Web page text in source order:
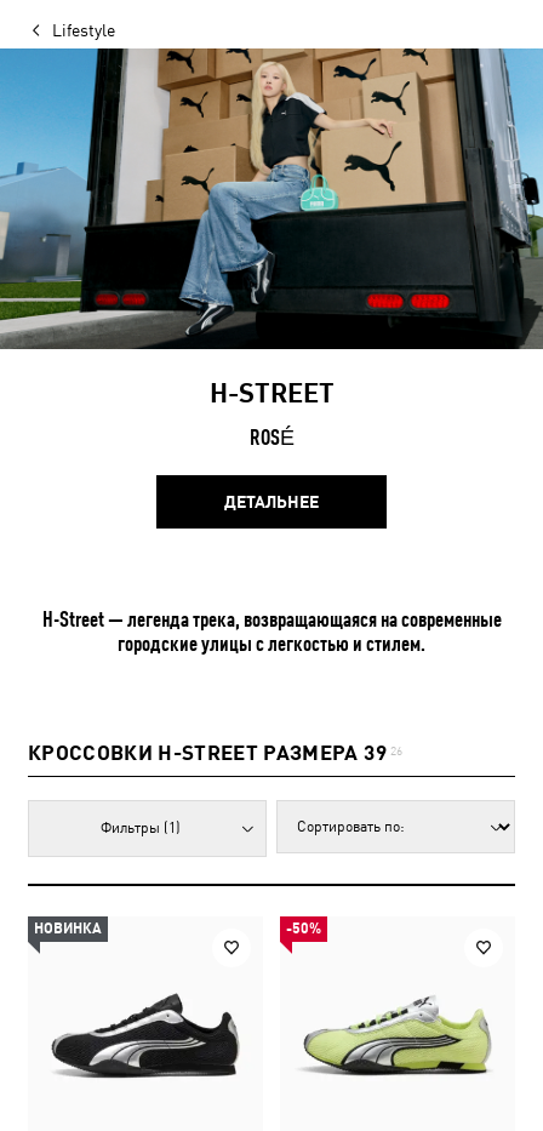
Lifestyle
H-STREET
ROSÉ
ДЕТАЛЬНЕЕ
H-Street — легенда трека, возвращающаяся на современные
городские улицы с легкостью и стилем.
КРОССОВКИ H-STREET РАЗМЕРА 39 26
Фильтры (1)
НОВИНКА -50%